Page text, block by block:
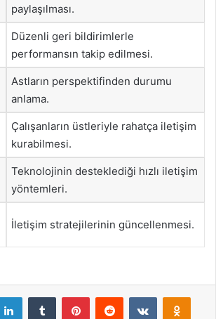
paylaşılması.
Düzenli geri bildirimlerle
performansın takip edilmesi.
Astların perspektifinden durumu
anlama.
Çalışanların üstleriyle rahatça iletişim
kurabilmesi.
Teknolojinin desteklediği hızlı iletişim
yöntemleri.
İletişim stratejilerinin güncellenmesi.
LinkedInTumblr PinterestReddit VKontakte